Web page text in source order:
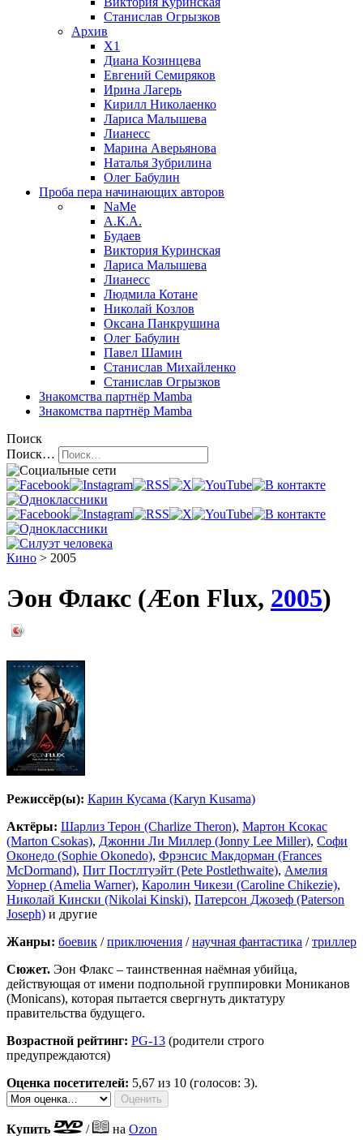
Станислав Огрызков
Архив
X1
Диана Козинцева
Евгений Семиряков
Ирина Лагерь
Кирилл Николаенко
Лариса Малышева
Лианесс
Марина Аверьянова
Наталья Зубрилина
Олег Бабулин
Проба пера начинающих авторов
NaMe
А.К.А.
Будаев
Виктория Куринская
Лариса Малышева
Лианесс
Людмила Котане
Николай Козлов
Оксана Панкрушина
Олег Бабулин
Павел Шамин
Станислав Михайленко
Станислав Огрызков
Знакомства партнёр Mamba
Знакомства партнёр Mamba
Поиск
Поиск…
Кино > 2005
Эон Флакс (Æon Flux, 2005)
Режиссёр(ы): Карин Кусама (Karyn Kusama)
Актёры: Шарлиз Терон (Charlize Theron), Мартон Ксокас
(Marton Csokas), Джонни Ли Миллер (Jonny Lee Miller), Софи
Оконедо (Sophie Okonedo), Фрэнсис Макдорман (Frances
McDormand), Пит Постлтуэйт (Pete Postlethwaite), Амелия
Уорнер (Amelia Warner), Каролин Чикези (Caroline Chikezie),
Николай Кински (Nikolai Kinski), Патерсон Джозеф (Paterson
Joseph) и другие
Жанры: боевик /приключения /научная фантастика /триллер
Сюжет. Эон Флакс – таинственная наёмная убийца,
действующая от имени подпольной группировки Мониканов
(Monicans), которая пытается свергнуть диктатуру
правительства будущего.
Возрастной рейтинг: PG-13 (родители строго
предупреждаются)
Оценка посетителей: 5,67 из 10 (голосов: 3).
Купить / на Ozon